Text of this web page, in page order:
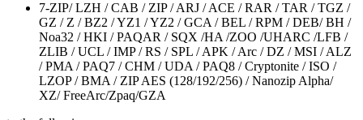
7-ZIP/ LZH / CAB / ZIP / ARJ / ACE / RAR / TAR / TGZ /
GZ / Z / BZ2 / YZ1 / YZ2 / GCA / BEL / RPM / DEB/ BH /
Noa32 / HKI / PAQAR / SQX /HA /ZOO /UHARC /LFB /
ZLIB / UCL / IMP / RS / SPL / APK / Arc / DZ / MSI / ALZ
/ PMA / PAQ7 / CHM / UDA / PAQ8 / Cryptonite / ISO /
LZOP / BMA / ZIP AES (128/192/256) / Nanozip Alpha/
XZ/ FreeArc/Zpaq/GZA